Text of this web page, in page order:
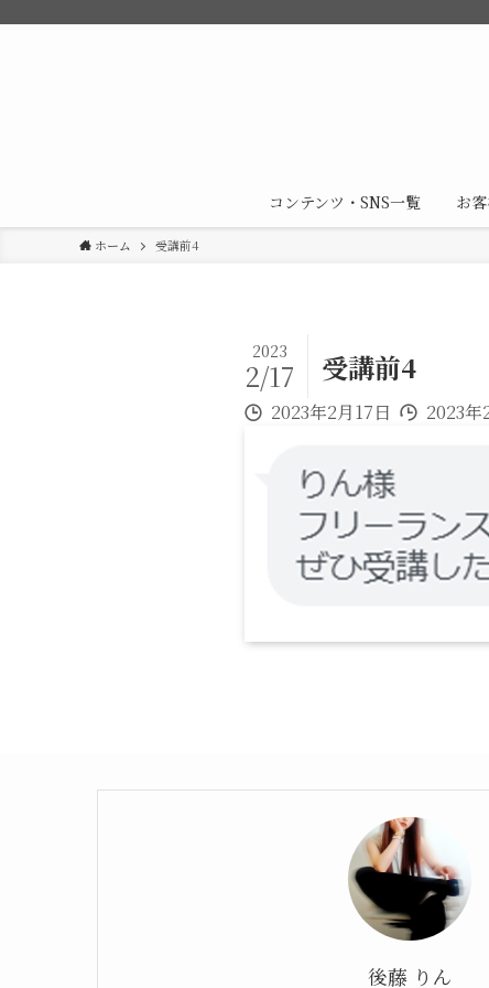
コンテンツ・SNS一覧 お
ホーム 受講前4
受講前4
2023
2/17
2023年2月17日 2023年
後藤 りん